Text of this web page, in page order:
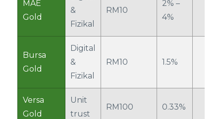
MAE
Gold
&
Fizikal
RM10
2% –
4%
Bursa
Gold
Digital
&
Fizikal
RM10 1.5%
Versa
Gold
Unit
trust
RM100 0.33%